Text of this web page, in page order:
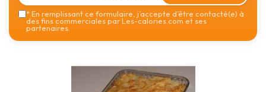
*En remplissant ce formulaire, j’accepte d’être contacté(e) à
des fins commerciales par Les-calories.com et ses
partenaires.